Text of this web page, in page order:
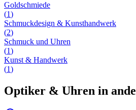
Goldschmiede
(1)
Schmuckdesign & Kunsthandwerk
(2)
Schmuck und Uhren
(1)
Kunst & Handwerk
(1)
Optiker & Uhren in